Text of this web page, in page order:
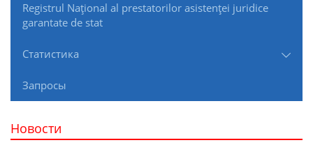
Registrul Naţional al prestatorilor asistenţei juridice
garantate de stat
Статистика
Запросы
Новости